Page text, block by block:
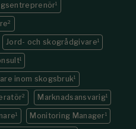
1
2
Jord- och skogrådgivare1
1
inom skogsbruk1
2 Marknadsansvarig1
1 Monitoring Manager1